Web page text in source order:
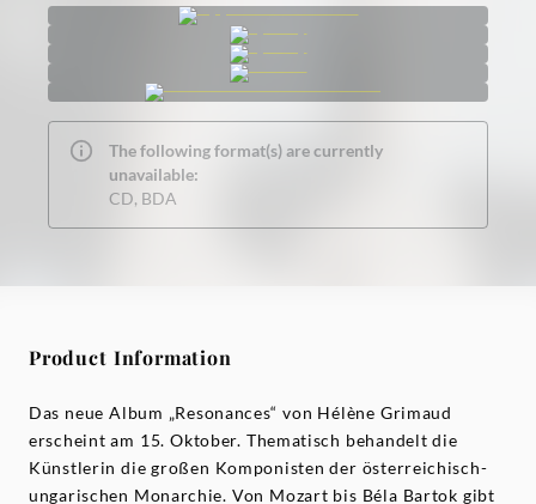
The following format(s) are currently
unavailable:
CD, BDA
Product Information
Das neue Album „Resonances“ von Hélène Grimaud
erscheint am 15. Oktober. Thematisch behandelt die
Künstlerin die großen Komponisten der österreichisch-
ungarischen Monarchie. Von Mozart bis Béla Bartok gibt